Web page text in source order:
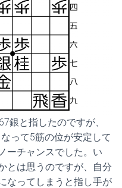
と指したのですが、
って5筋の位が安定して
ーチャンスでした。い
とは思うのですが、自分
なってしまうと指し手が